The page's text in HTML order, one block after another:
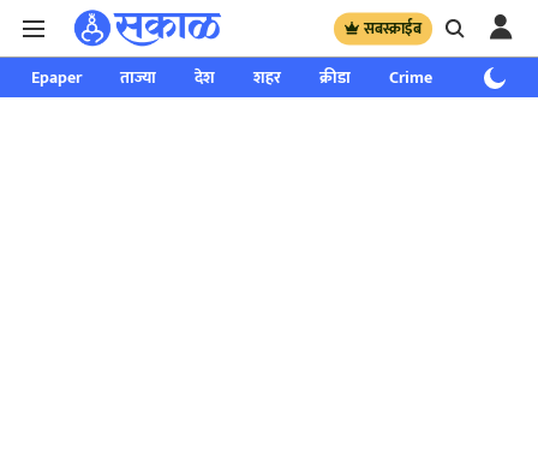
सबस्क्राईब
Epaper ताज्या देश शहर क्रीडा Crime साप्ताहिक